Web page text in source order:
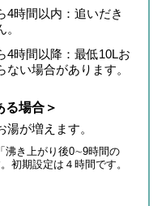
4時間以内：追いだき
4時間以降：最低10Lお
い場合があります。
る場合＞
が増えます。
沸き上がり後0∼9時間の
初期設定は４時間です。